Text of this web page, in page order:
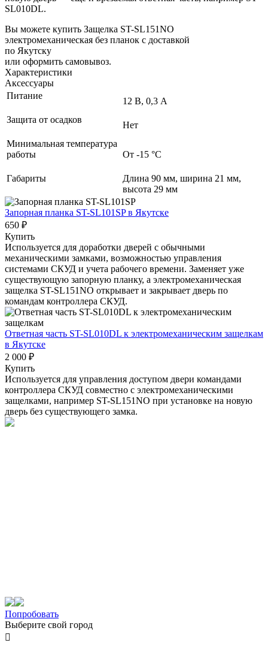
SL010DL.
Вы можете купить Защелка ST-SL151NO
электромеханическая без планок с доставкой
по Якутску
или оформить самовывоз.
Характеристики
Аксессуары
Питание
12 В, 0,3 А
Защита от осадков
Нет
Минимальная температура
работы
От -15 °C
Габариты
Длина 90 мм, ширина 21 мм,
высота 29 мм
Запорная планка ST-SL101SPв Якутске
650 ₽
Купить
Используется для доработки дверей с обычными
механическими замками, возможностью управления
системами СКУД и учета рабочего времени. Заменяет уже
существующую запорную планку, а электромеханическая
защелка ST-SL151NO открывает и закрывает дверь по
командам контроллера СКУД.
Ответная часть ST-SL010DL к электромеханическим защелкам
в Якутске
2 000 ₽
Купить
Используется для управления доступом двери командами
контроллера СКУД совместно с электромеханическими
защелками, например ST-SL151NO при установке на новую
дверь без существующего замка.
Попробовать
Выберите свой город
